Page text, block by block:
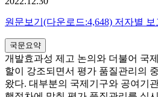
원문보기(다운로드:4,648) 저자별 보
국문요약
개발효과성 제고 논의와 더불어 국
할이 강조되면서 평가 품질관리의
왔다. 대부분의 국제기구와 공여기